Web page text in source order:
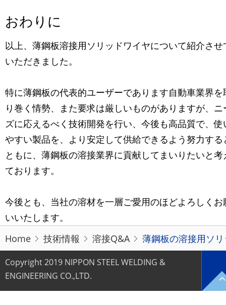
Home 技術情報 溶接Q&A 薄鋼板の溶接用ソ
おわりに
以上、薄鋼板溶接用ソリッドワイヤについて紹介させ
いただきました。
特に薄鋼板の代表的ユーザーであります自動車業界を
り巻く情勢、また要求は厳しいものがありますが、ニ
ズに応えるべく技術開発を行い、今後も高品質で、使
やすい製品を、より安定して供給できるよう努力する
ともに、薄鋼板の溶接業界に貢献してまいりたいと考
ております。
今後とも、当社の溶材を一層ご愛用のほどよろしくお
いいたします。
Copyright 2019 NIPPON STEEL WELDING &
ENGINEERING CO.,LTD.